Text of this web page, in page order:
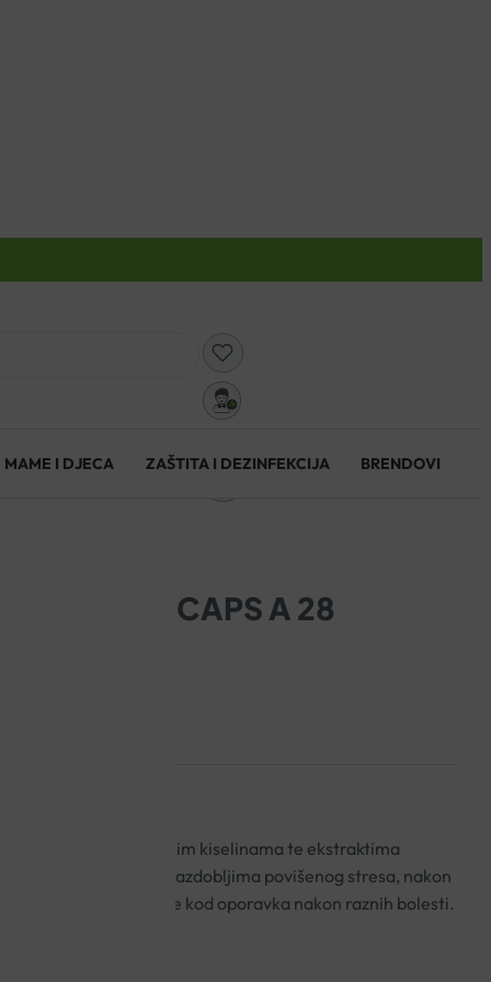
MAME I DJECA ZAŠTITA I DEZINFEKCIJA BRENDOVI
3 TOTAL CAPS A 28
omega-3 masnim kiselinama te ekstraktima
pomaže tijelu u razdobljima povišenog stresa, nakon
i mentalnih napora, te kod oporavka nakon raznih bolesti.